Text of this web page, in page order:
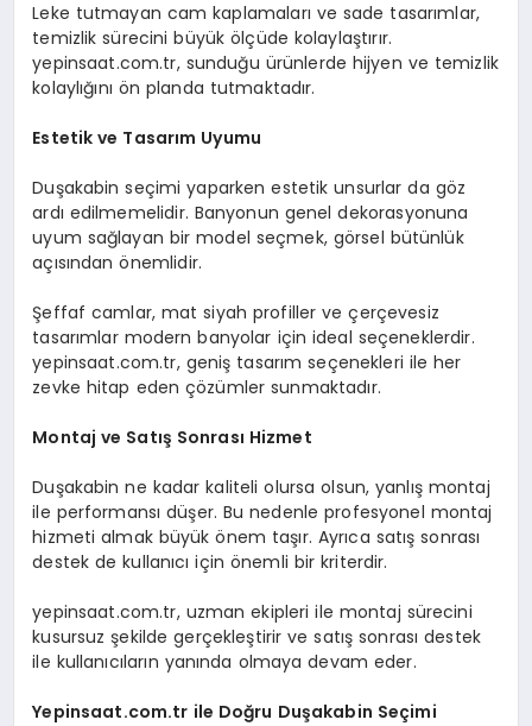
Leke tutmayan cam kaplamaları ve sade tasarımlar,
temizlik sürecini büyük ölçüde kolaylaştırır.
yepinsaat.com.tr, sunduğu ürünlerde hijyen ve temizlik
kolaylığını ön planda tutmaktadır.
Estetik ve Tasarım Uyumu
Duşakabin seçimi yaparken estetik unsurlar da göz
ardı edilmemelidir. Banyonun genel dekorasyonuna
uyum sağlayan bir model seçmek, görsel bütünlük
açısından önemlidir.
Şeffaf camlar, mat siyah profiller ve çerçevesiz
tasarımlar modern banyolar için ideal seçeneklerdir.
yepinsaat.com.tr, geniş tasarım seçenekleri ile her
zevke hitap eden çözümler sunmaktadır.
Montaj ve Satış Sonrası Hizmet
Duşakabin ne kadar kaliteli olursa olsun, yanlış montaj
ile performansı düşer. Bu nedenle profesyonel montaj
hizmeti almak büyük önem taşır. Ayrıca satış sonrası
destek de kullanıcı için önemli bir kriterdir.
yepinsaat.com.tr, uzman ekipleri ile montaj sürecini
kusursuz şekilde gerçekleştirir ve satış sonrası destek
ile kullanıcıların yanında olmaya devam eder.
Yepinsaat.com.tr ile Doğru Duşakabin Seçimi